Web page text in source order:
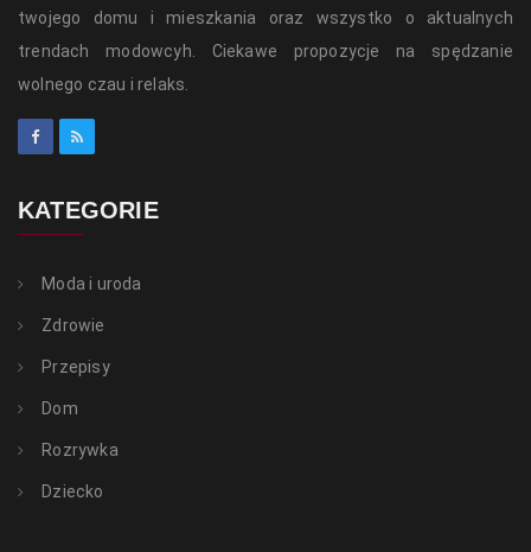
twojego domu i mieszkania oraz wszystko o aktualnych
trendach modowcyh. Ciekawe propozycje na spędzanie
wolnego czau i relaks.
KATEGORIE
Moda i uroda
Zdrowie
Przepisy
Dom
Rozrywka
Dziecko